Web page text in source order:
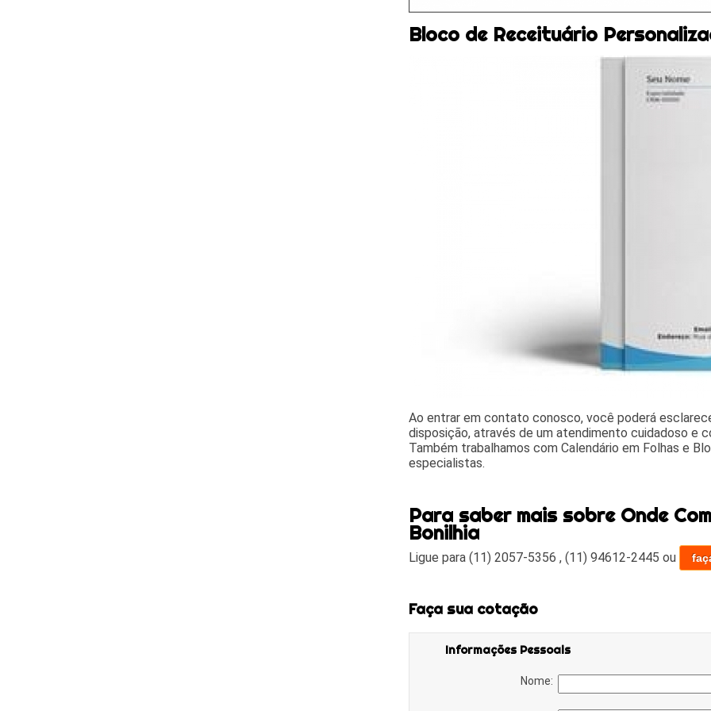
Bloco de Receituário
Ao entrar em contato conosco, você poderá
disposição, através de um atendimento cuidadoso e
Também trabalhamos com Calendário em Folhas e
especialistas.
Para saber mais sobre Onde
Bonilhia
Ligue para(11) 2057-5356 ,(11) 94612-2445 ou
Faça sua cotação
Informações Pessoais
Nome: